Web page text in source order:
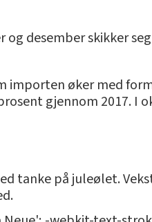
desember skikker
importen øker med
gjennom 2017. I
på juleølet.